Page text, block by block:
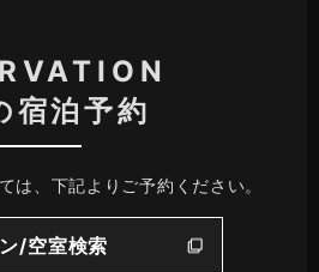
宿泊予約
は、下記よりご予約ください。
/空室検索